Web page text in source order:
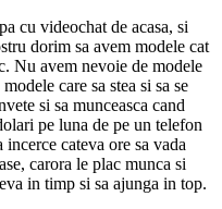
cu videochat de acasa, si
dorim sa avem modele cat
Nu avem nevoie de modele
care sa stea si sa se
si sa munceasca cand
pe luna de pe un telefon
cateva ore sa vada
carora le plac munca si
in timp si sa ajunga in top.